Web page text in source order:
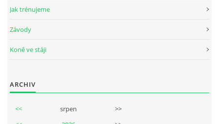
Jak trénujeme
Závody
Koně ve stáji
ARCHIV
<< srpen
>>